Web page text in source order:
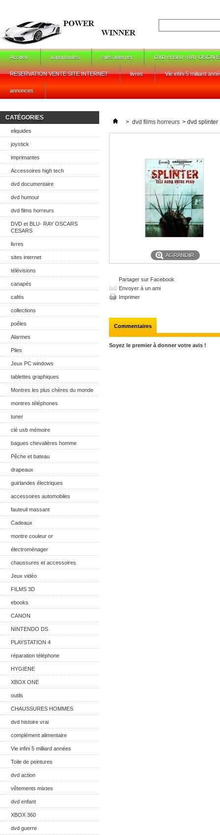
Accueil imprimantes sites internet DVD et BLU- RAY
RESERVATION VENTE SITE INTERNET livres Vie infini 5 milliard
annonces
CATÉGORIES
eliquides
joystick
imprimantes
Accessoires high tech
dvd documentaire
dvd humour
dvd films horreurs
DVD et BLU- RAY OSCARS
CESARS
livres
sites internet
télévisions
canapés
cafés
collections
poêles
Alarmes
Piles
Jeux PC windows
tablettes graphiques
Montres les plus chères du monde
montres téléphones
tuner
clé usb mémoire
bagues chevalières homme
Pêche et bateau
drapeaux
guirlandes électriques
accessoires automobiles
fauteuil massant
Cadeaux
montre couleur or
électroménager
chaussures et accessoires
Jeux vidéo
FILMS 3D
ebooks
CANON
NINTENDO DS
PLAYSTATION 4
réparation téléphone
HYGIENE
XBOX ONE
outils
CHAUSSURES HOMMES
dvd histoire vrai
complément alimentaire
Vie infini 5 milliard années
Toile de peintures
dvd action
vêtements mixtes
dvd enfant
XBOX 360
dvd guerre
> dvd films horreurs > dvd splinter
AGRANDIR
Partager sur Facebook
Envoyer à un ami
Imprimer
Commentaires
Soyez le premier à donner votre avis !